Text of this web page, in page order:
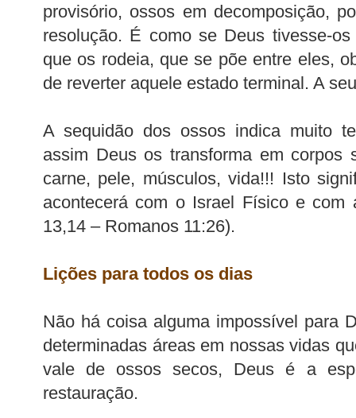
provisório, ossos em decomposição,
resolução. É como se Deus tivesse-
que os rodeia, que se põe entre eles,
de reverter aquele estado terminal. A
A sequidão dos ossos indica muito
assim Deus os transforma em corpos
carne, pele, músculos, vida!!! Isto
acontecerá com o Israel Físico e com
13,14 – Romanos 11:26).
Lições para todos os dias
Não há coisa alguma impossível para
determinadas áreas em nossas vidas
vale de ossos secos, Deus é a
restauração.